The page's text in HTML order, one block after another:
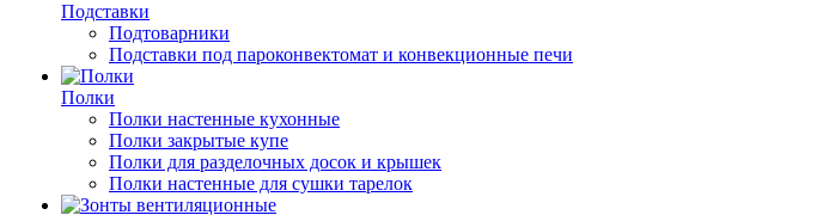
Подставки
Подтоварники
Подставки под пароконвектомат и конвекционные печи
Полки
Полки настенные кухонные
Полки закрытые купе
Полки для разделочных досок и крышек
Полки настенные для сушки тарелок